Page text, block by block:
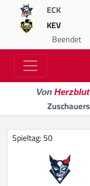
ECK
KEV
Beendet
Von Herzblut
Spieltag: 50